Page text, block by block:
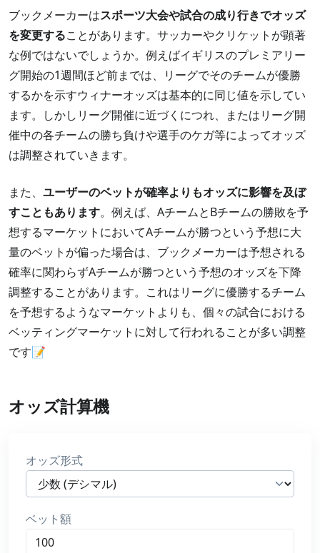
ブックメーカーはスポーツ大会や試合の成り行きでオッズ
を変更することがあります。サッカーやクリケットが顕著
な例ではないでしょうか。例えばイギリスのプレミアリー
グ開始の1週間ほど前までは、リーグでそのチームが優勝
するかを示すウィナーオッズは基本的に同じ値を示してい
ます。しかしリーグ開催に近づくにつれ、またはリーグ開
催中の各チームの勝ち負けや選手のケガ等によってオッズ
は調整されていきます。
また、 ユーザーのベットが確率よりもオッズに影響を及ぼ
すこともあります。例えば、AチームとBチームの勝敗を予
想するマーケットにおいてAチームが勝つという予想に大
量のベットが偏った場合は、ブックメーカーは予想される
確率に関わらずAチームが勝つという予想のオッズを下降
調整することがあります。これはリーグに優勝するチーム
を予想するようなマーケットよりも、個々の試合における
ベッティングマーケットに対して行われることが多い調整
です📝
オッズ計算機
ベット額
オッズ形式